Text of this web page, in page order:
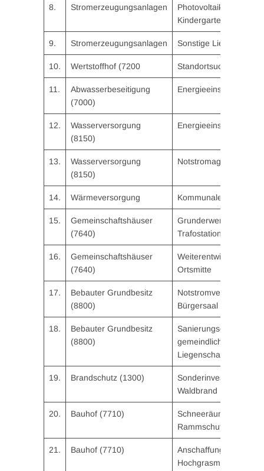
8. Stromerzeugungsanlagen
Photovoltaikanlage
Kindergarten St.
9. Stromerzeugungsanlagen Sonstige
10. Wertstoffhof (7200 Standortsuche
11.
Abwasserbeseitigung
(7000)
12.
Wasserversorgung
(8150)
13.
Wasserversorgung
(8150)
Notstromaggregat
14. Wärmeversorgung Kommunale
15.
Gemeinschaftshäuser
(7640)
Grunderwerb +
Trafostation
16.
Gemeinschaftshäuser
(7640)
Weiterentwicklung
Ortsmitte
17.
Bebauter Grundbesitz
(8800)
Notstromversorgung
Bürgersaal
18.
Bebauter Grundbesitz
(8800)
Sanierungsgutachten
gemeindlichen
Liegenschaften
19. Brandschutz (1300)
Waldbrand
20. Bauhof (7710)
Schneeräumschild mit
Rammschutz
21. Bauhof (7710)
Anschaffung eines
Hochgrasmähers